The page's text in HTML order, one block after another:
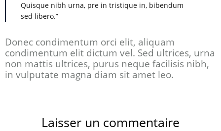
Quisque nibh urna, pre in tristique in, bibendum
sed libero.”
Donec condimentum orci elit, aliquam
condimentum elit dictum vel. Sed ultrices, urna
non mattis ultrices, purus neque facilisis nibh,
in vulputate magna diam sit amet leo.
Laisser un commentaire